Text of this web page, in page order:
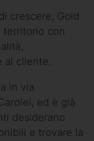
crescere, Gold
territorio con
al cliente.
in via
ed è già
desiderano
e trovare la